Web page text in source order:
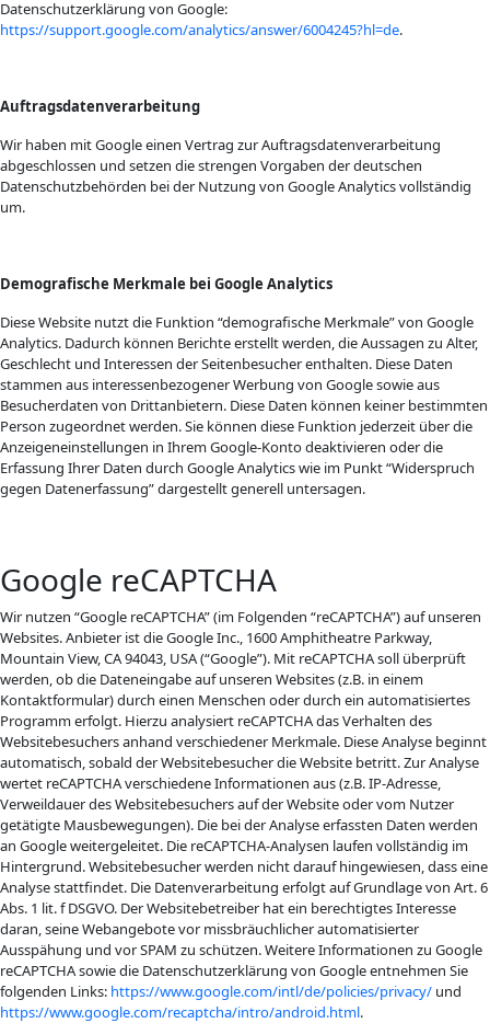
Datenschutzerklärung von Google:
https://support.google.com/analytics/answer/6004245?hl=de.
Auftragsdatenverarbeitung
Wir haben mit Google einen Vertrag zur Auftragsdatenverarbeitung
abgeschlossen und setzen die strengen Vorgaben der deutschen
Datenschutzbehörden bei der Nutzung von Google Analytics vollständig
um.
Demografische Merkmale bei Google Analytics
Diese Website nutzt die Funktion “demografische Merkmale” von Google
Analytics. Dadurch können Berichte erstellt werden, die Aussagen zu Alter,
Geschlecht und Interessen der Seitenbesucher enthalten. Diese Daten
stammen aus interessenbezogener Werbung von Google sowie aus
Besucherdaten von Drittanbietern. Diese Daten können keiner bestimmten
Person zugeordnet werden. Sie können diese Funktion jederzeit über die
Anzeigeneinstellungen in Ihrem Google-Konto deaktivieren oder die
Erfassung Ihrer Daten durch Google Analytics wie im Punkt “Widerspruch
gegen Datenerfassung” dargestellt generell untersagen.
Google reCAPTCHA
Wir nutzen “Google reCAPTCHA” (im Folgenden “reCAPTCHA”) auf unseren
Websites. Anbieter ist die Google Inc., 1600 Amphitheatre Parkway,
Mountain View, CA 94043, USA (“Google”). Mit reCAPTCHA soll überprüft
werden, ob die Dateneingabe auf unseren Websites (z.B. in einem
Kontaktformular) durch einen Menschen oder durch ein automatisiertes
Programm erfolgt. Hierzu analysiert reCAPTCHA das Verhalten des
Websitebesuchers anhand verschiedener Merkmale. Diese Analyse beginnt
automatisch, sobald der Websitebesucher die Website betritt. Zur Analyse
wertet reCAPTCHA verschiedene Informationen aus (z.B. IP-Adresse,
Verweildauer des Websitebesuchers auf der Website oder vom Nutzer
getätigte Mausbewegungen). Die bei der Analyse erfassten Daten werden
an Google weitergeleitet. Die reCAPTCHA-Analysen laufen vollständig im
Hintergrund. Websitebesucher werden nicht darauf hingewiesen, dass eine
Analyse stattfindet. Die Datenverarbeitung erfolgt auf Grundlage von Art. 6
Abs. 1 lit. f DSGVO. Der Websitebetreiber hat ein berechtigtes Interesse
daran, seine Webangebote vor missbräuchlicher automatisierter
Ausspähung und vor SPAM zu schützen. Weitere Informationen zu Google
reCAPTCHA sowie die Datenschutzerklärung von Google entnehmen Sie
folgenden Links: https://www.google.com/intl/de/policies/privacy/ und
https://www.google.com/recaptcha/intro/android.html.